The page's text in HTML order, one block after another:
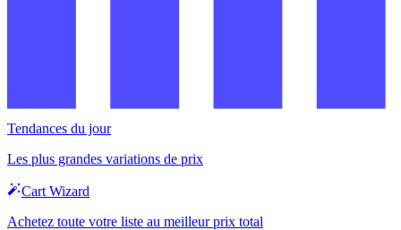
Tendances du jour
Les plus grandes variations de prix
Cart Wizard
Achetez toute votre liste au meilleur prix total